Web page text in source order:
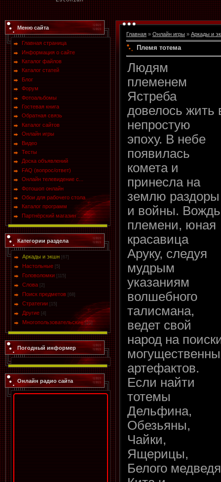
Меню сайта
Главная страница
Информация о сайте
Каталог файлов
Каталог статей
Блог
Форум
Фотоальбомы
Гостевая книга
Обратная связь
Каталог сайтов
Онлайн игры
Видео
Тесты
Доска объявлений
FAQ (вопрос/ответ)
Онлайн телевидение с...
Фотошоп онлайн
Обои для рабочего стола
Каталог программ
Партнёрский магазин ...
Категории раздела
Аркады и экшн [67]
Настольные [5]
Головоломки [115]
Слова [2]
Поиск предметов [68]
Стратегии [15]
Другие [4]
Многопользовательские [21]
Погодный информер
Онлайн радио сайта
Главная » Онлайн игры » Аркады и
Племя тотема
Людям
племенем
Ястреба
довелось жить
непростую
эпоху. В небе
появилась
комета и
принесла на
землю раздоры
и войны. Вождь
племени, юная
красавица
Аруку, следуя
мудрым
указаниям
волшебного
талисмана,
ведет свой
народ на
артефактов.
Если найти
тотемы
Дельфина,
Обезьяны,
Чайки,
Ящерицы,
Белого